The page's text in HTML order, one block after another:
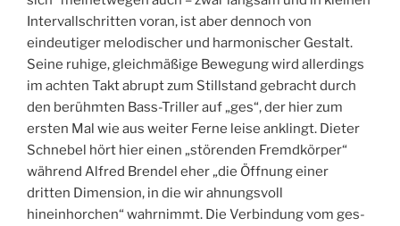
Intervallschritten voran, ist aber dennoch von
eindeutiger melodischer und harmonischer Gestalt.
Seine ruhige, gleichmäßige Bewegung wird allerdings
im achten Takt abrupt zum Stillstand gebracht durch
den berühmten Bass-Triller auf „ges“, der hier zum
ersten Mal wie aus weiter Ferne leise anklingt. Dieter
Schnebel hört hier einen „störenden Fremdkörper“
während Alfred Brendel eher „die Öffnung einer
dritten Dimension, in die wir ahnungsvoll
hineinhorchen“ wahrnimmt. Die Verbindung vom ges-